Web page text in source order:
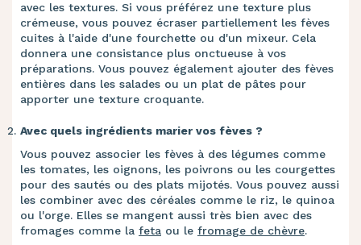
avec les textures. Si vous préférez une texture plus
crémeuse, vous pouvez écraser partiellement les fèves
cuites à l'aide d'une fourchette ou d'un mixeur. Cela
donnera une consistance plus onctueuse à vos
préparations. Vous pouvez également ajouter des fèves
entières dans les salades ou un plat de pâtes pour
apporter une texture croquante.
Avec quels ingrédients marier vos fèves ?
Vous pouvez associer les fèves à des légumes comme
les tomates, les oignons, les poivrons ou les courgettes
pour des sautés ou des plats mijotés. Vous pouvez aussi
les combiner avec des céréales comme le riz, le quinoa
ou l'orge. Elles se mangent aussi très bien avec des
fromages comme la feta ou le fromage de chèvre.